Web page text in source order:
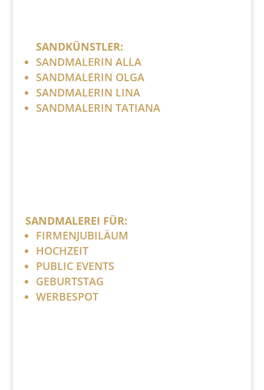
SANDKÜNSTLER:
SANDMALERIN ALLA
SANDMALERIN OLGA
SANDMALERIN LINA
SANDMALERIN TATIANA
SANDMALEREI FÜR:
FIRMENJUBILÄUM
HOCHZEIT
PUBLIC EVENTS
GEBURTSTAG
WERBESPOT